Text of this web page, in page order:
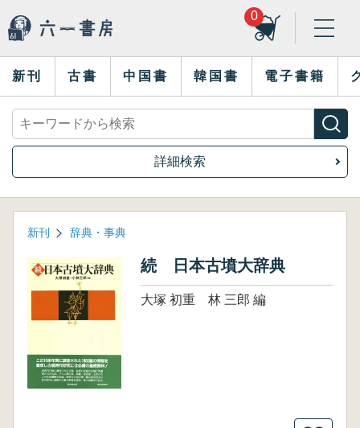
0
新刊 古書 中国書 韓国書 電子書籍
詳細検索
新刊 辞典・事典
続 日本古墳大辞典
大塚 初重 林 三郎 編